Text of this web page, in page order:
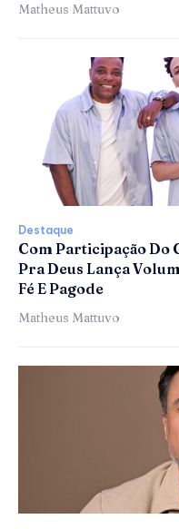
Matheus Mattuvo
Destaque
Com Participação Do
Pra Deus Lança
Fé E Pagode
Matheus Mattuvo